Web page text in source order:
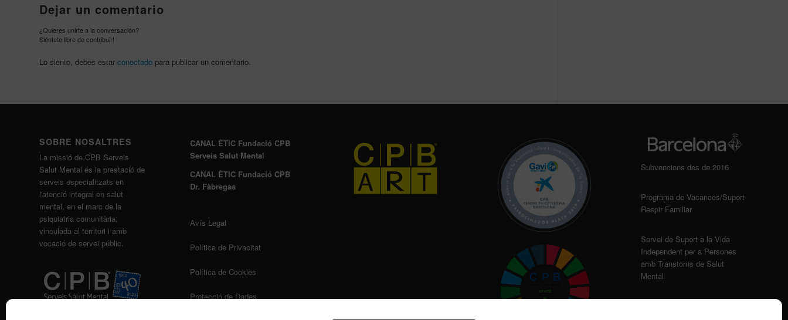
Dejar un comentario
¿Quieres unirte a la conversación?
Siéntete libre de contribuir!
Lo siento, debes estar conectado para publicar un comentario.
SOBRE NOSALTRES
La missió de CPB Serveis
Salut Mental és la prestació de
serveis especialitzats en
l'atenció integral en salut
mental, en el marc de la
psiquiatria comunitària,
vinculada al territori i amb
vocació de servei públic.
CANAL ÈTIC Fundació CPB
Serveis Salut Mental
CANAL ÈTIC Fundació CPB
Dr. Fàbregas
Avís Legal
Política de Privacitat
Política de Cookies
Protecció de Dades
Subvencions des de 2016
Programa de Vacances/Suport
Respir Familiar
Servei de Suport a la Vida
Independent per a Persones
amb Transtorns de Salut
Mental